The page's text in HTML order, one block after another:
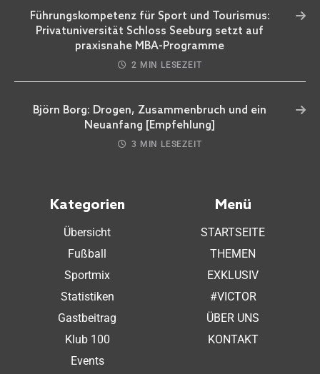
Führungskompetenz für Sport und Tourismus:
Privatuniversität Schloss Seeburg setzt auf
praxisnahe MBA-Programme
2 MIN LESEZEIT
Björn Borg: Drogen, Zusammenbruch und ein
Neuanfang [Empfehlung]
3 MIN LESEZEIT
Kategorien
Übersicht
Fußball
Sportmix
Statistiken
Gastbeitrag
Klub 100
Events
Menü
STARTSEITE
THEMEN
EXKLUSIV
#VICTOR
ÜBER UNS
KONTAKT